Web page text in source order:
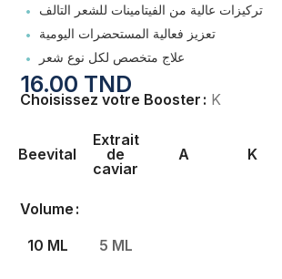
• تركيزات عالية من الفيتامينات للشعر التالف
• تعزيز فعالية المستحضرات اليومية
• علاج متخصص لكل نوع شعر
16.00 TND
Choisissez votre Booster K
Beevital
Extrait
de
caviar
A K
Volume
10 ML 5 ML